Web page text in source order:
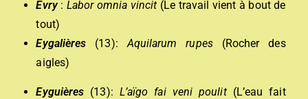
Évry: Labor omnia vincit (Le travail vient à bout de
tout)
Eygalières (13):Aquilarum rupes(Rocher des
aigles)
Eyguières (13): L’aïgo fai veni poulit(L’eau fait